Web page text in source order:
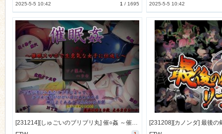
1 / 1695
2025-5-5 10:42 2025-5-5 10:42
[231214][しゅごいのブリブリ丸] 催○姦 ～催○スマホで生意気な女子に仕返し～ [438M] [RJ01128139]